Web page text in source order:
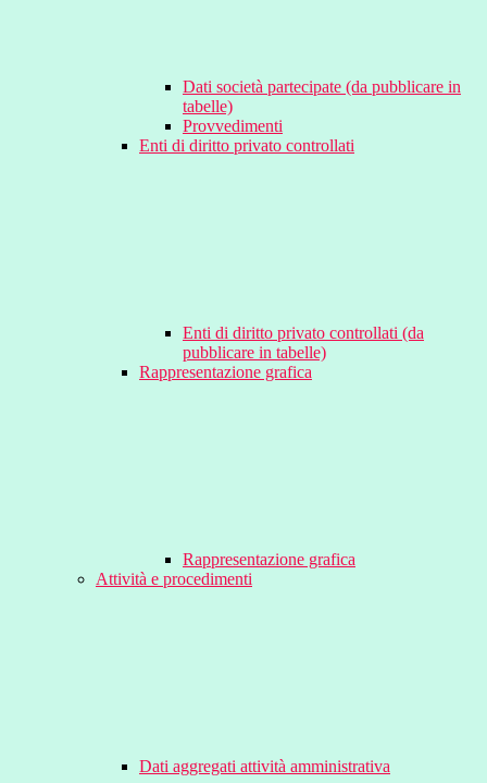
Dati società partecipate (da pubblicare in
tabelle)
Provvedimenti
Enti di diritto privato controllati
Enti di diritto privato controllati (da
pubblicare in tabelle)
Rappresentazione grafica
Rappresentazione grafica
Attività e procedimenti
Dati aggregati attività amministrativa